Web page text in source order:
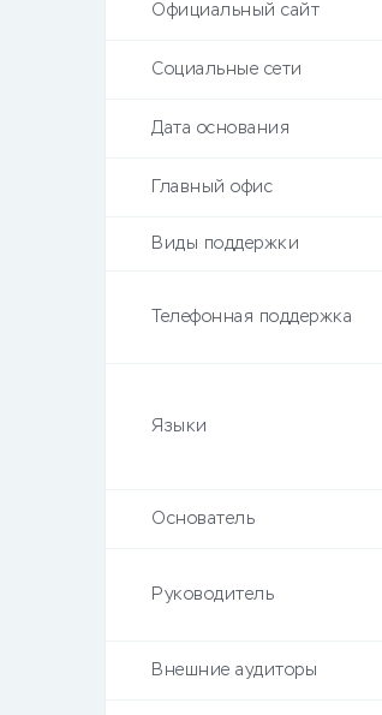
Официальный сайт
Социальные сети
Дата основания
Главный офис
Виды поддержки
Телефонная поддержка
Языки
Основатель
Руководитель
Внешние аудиторы